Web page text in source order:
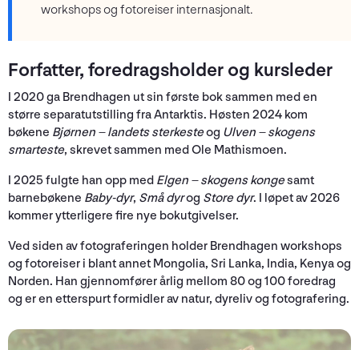
workshops og fotoreiser internasjonalt.
Forfatter, foredragsholder og kursleder
I 2020 ga Brendhagen ut sin første bok sammen med en
større separatutstilling fra Antarktis. Høsten 2024 kom
bøkene Bjørnen – landets sterkesteog Ulven – skogens
smarteste, skrevet sammen med Ole Mathismoen.
I 2025 fulgte han opp med Elgen – skogens kongesamt
barnebøkene Baby-dyr, Små dyrog Store dyr. I løpet av 2026
kommer ytterligere fire nye bokutgivelser.
Ved siden av fotograferingen holder Brendhagen workshops
og fotoreiser i blant annet Mongolia, Sri Lanka, India, Kenya og
Norden. Han gjennomfører årlig mellom 80 og 100 foredrag
og er en etterspurt formidler av natur, dyreliv og fotografering.